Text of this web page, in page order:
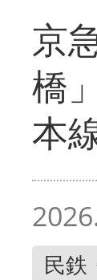
京
橋
本
民鉄